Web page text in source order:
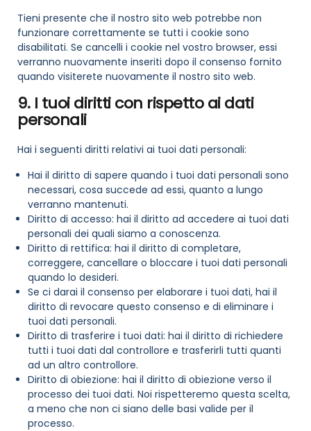
Tieni presente che il nostro sito web potrebbe non
funzionare correttamente se tutti i cookie sono
disabilitati. Se cancelli i cookie nel vostro browser, essi
verranno nuovamente inseriti dopo il consenso fornito
quando visiterete nuovamente il nostro sito web.
9. I tuoi diritti con rispetto ai dati
personali
Hai i seguenti diritti relativi ai tuoi dati personali:
Hai il diritto di sapere quando i tuoi dati personali sono
necessari, cosa succede ad essi, quanto a lungo
verranno mantenuti.
Diritto di accesso: hai il diritto ad accedere ai tuoi dati
personali dei quali siamo a conoscenza.
Diritto di rettifica: hai il diritto di completare,
correggere, cancellare o bloccare i tuoi dati personali
quando lo desideri.
Se ci darai il consenso per elaborare i tuoi dati, hai il
diritto di revocare questo consenso e di eliminare i
tuoi dati personali.
Diritto di trasferire i tuoi dati: hai il diritto di richiedere
tutti i tuoi dati dal controllore e trasferirli tutti quanti
ad un altro controllore.
Diritto di obiezione: hai il diritto di obiezione verso il
processo dei tuoi dati. Noi rispetteremo questa scelta,
a meno che non ci siano delle basi valide per il
processo.